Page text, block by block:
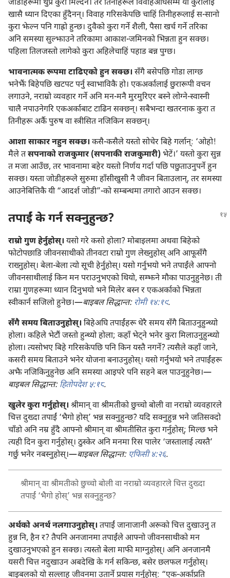
जोडीहरूमा थुप्रै कुरा मिल्दैन। तर तिनीहरूले विवाहअघिसम्म यी कुरालाई
खासै ध्यान दिएका हुँदैनन्‌। विवाह गरिसकेपछि चाहिं तिनीहरूलाई स-सानो
कुरा झेल्न पनि गाह्रो हुन्छ। दुवैको कुरा गर्ने शैली, पैसा खर्च गर्ने तरिका
अनि समस्या सुल्झाउने तरिकामा आकाश-जमिनको भिन्नता हुन सक्छ।
पहिला तिलजस्तो लागेको कुरा अहिलेचाहिं पहाड बन्न पुग्छ।
भावनात्मक रूपमा टाढिएको हुन सक्छ। सँगै बसेपछि गोडा लाग्छ
भनेझैं बिहेपछि खटपट पर्नु स्वाभाविकै हो। एकअर्कालाई छुरारूपी वचन
लगाउने, नराम्रो व्यवहार गर्ने अनि मन-मनै मुरमुरिएर बस्ने लोग्ने-स्वास्नी
चालै नपाउनेगरि एकअर्काबाट टाढिन सक्छन्‌। सबैभन्दा खतरनाक कुरा त
तिनीहरू अर्कै पुरुष वा स्त्रीसित नजिकिन सक्छन्‌।
आशा साकार नहुन सक्छ। कसै-कसैले यस्तो सोचेर बिहे गर्लान्‌: ‘ओहो!
मैले तसपनाको राजकुमार (सपनाकी राजकुमारी)भेटें।’ यस्तो कुरा सुन्न
त मजा आउँछ, तर भावनामा बहेर यस्तो निर्णय गर्दा पछि पछुताउनुपर्ने हुन
सक्छ। यस्ता जोडीहरूले सुरुमा हाँसीखुसी नै जीवन बिताउलान्‌, तर समस्या
आउनेबित्तिकै यी “आदर्श जोडी”-को सम्बन्धमा तगारो आउन सक्छ।
तपाईं के गर्न सक्नुहुन्छ?
राम्रो गुण हेर्नुहोस्। यसो गरे कसो होला? मोबाइलमा अथवा बिहेको
फोटोपछाडि जीवनसाथीको तीनवटा राम्रो गुण लेख्नुहोस् अनि आफूसँगै
राख्नुहोस्। बेला-बेला त्यो सूची हेर्नुहोस्। यसो गर्नुभयो भने तपाईंले आफ्नो
जीवनसाथीलाई किन मन पराउनुभएको थियो, सम्झने मौका पाउनुहुनेछ। ती
राम्रा गुणहरूमा ध्यान दिनुभयो भने मिलेर बस्न र एकअर्काको भिन्नता
स्वीकार्न सजिलो हुनेछ।—बाइबल सिद्धान्त: रोमी १४:१९.
सँगै समय बिताउनुहोस्। बिहेअघि तपाईंहरू धेरै समय सँगै बिताउनुहुन्थ्यो
होला। कहिले भेटौं जस्तो हुन्थ्यो होला; कहाँ भेट्‌ने भनेर कुरा मिलाउनुहुन्थ्यो
होला। त्यसोभए बिहे गरिसकेपछि पनि किन यस्तै नगर्ने? त्यसैले कहाँ जाने,
कसरी समय बिताउने भनेर योजना बनाउनुहोस्। यसो गर्नुभयो भने तपाईंहरू
अझै नजिकिनुहुनेछ अनि समस्या आइपरे पनि सहने बल पाउनुहुनेछ।—
बाइबल सिद्धान्त:हितोपदेश ५:१८.
खुलेर कुरा गर्नुहोस्। श्रीमान्‌ वा श्रीमतीको छुच्चो बोली वा नराम्रो व्यवहारले
चित्त दुख्दा तपाईं ‘भैगो होस्’ भन्न सक्नुहुन्छ? यदि सक्नुहुन्न भने जतिसक्दो
चाँडो अनि नम्र हुँदै आफ्नो श्रीमान्‌ वा श्रीमतीसित कुरा गर्नुहोस्; मिल्छ भने
त्यही दिन कुरा गर्नुहोस्। ठुस्केर अनि मनमा रिस पालेर ‘जस्तालाई त्यस्तै’
गर्छु भनेर नबस्नुहोस्।—बाइबल सिद्धान्त: एफिसी ४:२६.
श्रीमान्‌ वा श्रीमतीको छुच्चो बोली वा नराम्रो व्यवहारले चित्त दुख्दा
तपाईं ‘भैगो होस्’ भन्न सक्नुहुन्छ?
अर्थको अनर्थ नलगाउनुहोस्। तपाईं जानाजानी अरूको चित्त दुखाउनु त
हुन्न नि, हैन र? तैपनि अनजानमा तपाईंले आफ्नो जीवनसाथीको मन
दुखाउनुभएको हुन सक्छ। त्यस्तो बेला माफी माग्नुहोस्। अनि अनजानमै
यसरी चित्त नदुखाउन अबदेखि के गर्न सकिन्छ, बसेर छलफल गर्नुहोस्।
बाइबलको यो सल्लाह जीवनमा उतार्ने प्रयास गर्नुहोस्: “एक-अर्काप्रति